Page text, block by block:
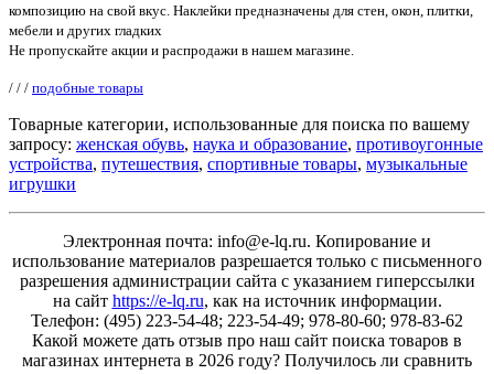
композицию на свой вкус. Наклейки предназначены для стен, окон, плитки,
мебели и других гладких
Не пропускайте акции и распродажи в нашем магазине.
/ / / подобные товары
Товарные категории, использованные для поиска по вашему
запросу: женская обувь, наука и образование, противоугонные
устройства, путешествия, спортивные товары, музыкальные
игрушки
Электронная почта: info@e-lq.ru. Копирование и
использование материалов разрешается только с письменного
разрешения администрации сайта с указанием гиперссылки
на сайт https://e-lq.ru, как на источник информации.
Телефон: (495) 223-54-48; 223-54-49; 978-80-60; 978-83-62
Какой можете дать отзыв про наш сайт поиска товаров в
магазинах интернета в 2026 году? Получилось ли сравнить